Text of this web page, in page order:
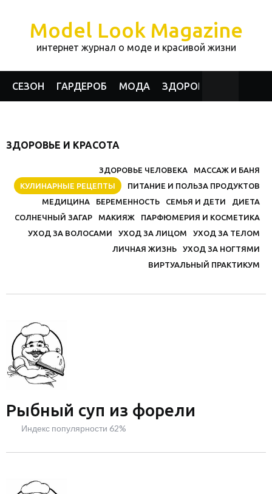
Model Look Magazine
интернет журнал о моде и красивой жизни
СЕЗОН ГАРДЕРОБ МОДА ЗДОРОВЬЕ И КРАСОТА
ЗДОРОВЬЕ И КРАСОТА
МАССАЖ И БАНЯ
ЗДОРОВЬЕ ЧЕЛОВЕКА
ПИТАНИЕ И ПОЛЬЗА ПРОДУКТОВ
КУЛИНАРНЫЕ РЕЦЕПТЫ
ДИЕТА
СЕМЬЯ И ДЕТИ
БЕРЕМЕННОСТЬ
МЕДИЦИНА
ПАРФЮМЕРИЯ И КОСМЕТИКА
МАКИЯЖ
СОЛНЕЧНЫЙ ЗАГАР
УХОД ЗА ТЕЛОМ
УХОД ЗА ЛИЦОМ
УХОД ЗА ВОЛОСАМИ
УХОД ЗА НОГТЯМИ
ЛИЧНАЯ ЖИЗНЬ
ВИРТУАЛЬНЫЙ ПРАКТИКУМ
Рыбный суп из форели
Индекс популярности 62%